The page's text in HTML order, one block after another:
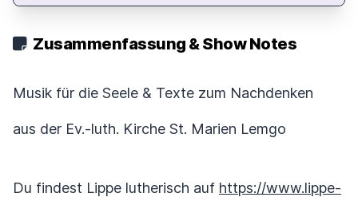
Zusammenfassung & Show Notes
Musik für die Seele & Texte zum Nachdenken
aus der Ev.-luth. Kirche St. Marien Lemgo
Du findest Lippe lutherisch auf https://www.lippe-